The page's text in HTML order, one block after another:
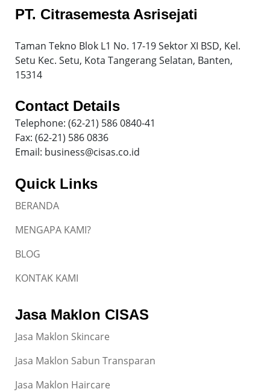
PT. Citrasemesta Asrisejati
Taman Tekno Blok L1 No. 17-19 Sektor XI BSD, Kel.
Setu Kec. Setu, Kota Tangerang Selatan, Banten,
15314
Contact Details
Telephone: (62-21) 586 0840-41
Fax: (62-21) 586 0836
Email: business@cisas.co.id
Quick Links
BERANDA
MENGAPA KAMI?
BLOG
KONTAK KAMI
Jasa Maklon CISAS
Jasa Maklon Skincare
Jasa Maklon Sabun Transparan
Jasa Maklon Haircare